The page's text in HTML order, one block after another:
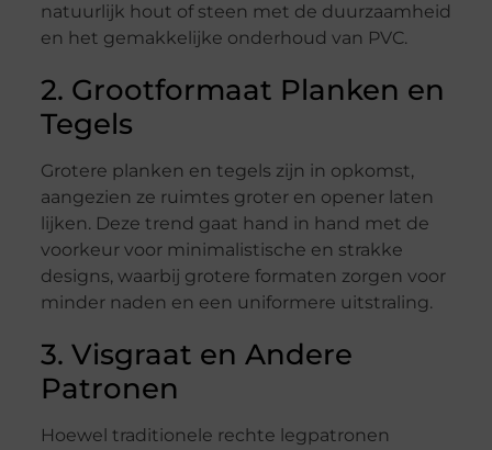
natuurlijk hout of steen met de duurzaamheid
en het gemakkelijke onderhoud van PVC.
2. Grootformaat Planken en
Tegels
Grotere planken en tegels zijn in opkomst,
aangezien ze ruimtes groter en opener laten
lijken. Deze trend gaat hand in hand met de
voorkeur voor minimalistische en strakke
designs, waarbij grotere formaten zorgen voor
minder naden en een uniformere uitstraling.
3. Visgraat en Andere
Patronen
Hoewel traditionele rechte legpatronen